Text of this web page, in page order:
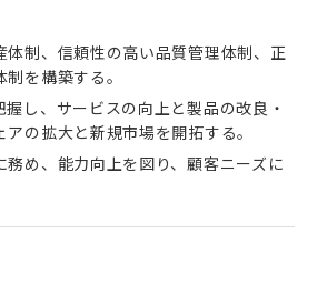
体制、信頼性の高い品質管理体制、正
を構築する。
し、サービスの向上と製品の改良・
の拡大と新規市場を開拓する。
務め、能力向上を図り、顧客ニーズに